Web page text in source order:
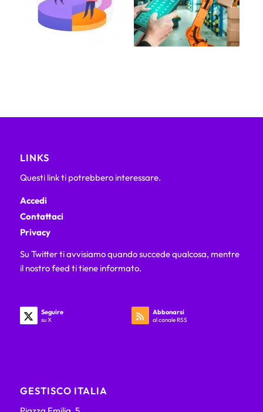
LINKS
Questi link ti potrebbero interessare.
Accedi
Contattaci
Privacy
Su Twitter ti avvisiamo quando succede qualcosa, mentre
il nostro feed ti tiene informato.
Seguire
su X
Abbonarsi
al canale RSS
GESTISCO ITALIA